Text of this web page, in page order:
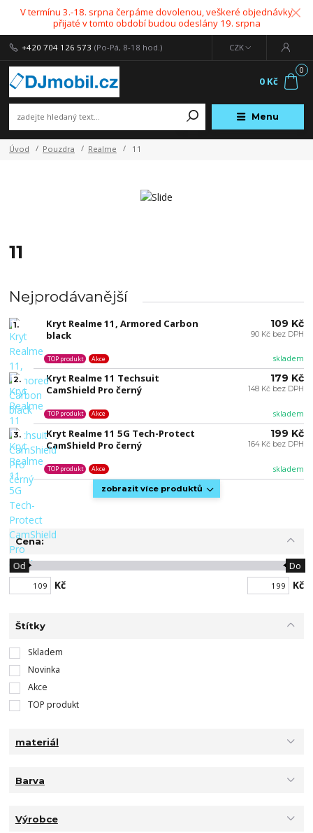
V termínu 3.-18. srpna čerpáme dovolenou, veškeré objednávky
přijaté v tomto období budou odeslány 19. srpna
Menu
CZK
+420 704 126 573 (Po-Pá, 8-18 hod.)
0
0 Kč
Úvod Pouzdra Realme 11
11
Nejprodávanější
1.
Kryt Realme 11, Armored Carbon
black
skladem
TOP produkt Akce
109 Kč
90 Kč bez DPH
2.
Kryt Realme 11 Techsuit
CamShield Pro černý
skladem
TOP produkt Akce
179 Kč
148 Kč bez DPH
3.
Kryt Realme 11 5G Tech-Protect
CamShield Pro černý
skladem
TOP produkt Akce
199 Kč
164 Kč bez DPH
zobrazit více produktů
Cena:
Kč
Od Do
Kč
Štítky
Skladem
Novinka
Akce
TOP produkt
materiál
Barva
Výrobce